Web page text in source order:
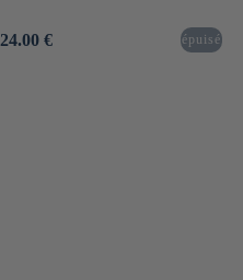
Prix
24.00 € épuisé